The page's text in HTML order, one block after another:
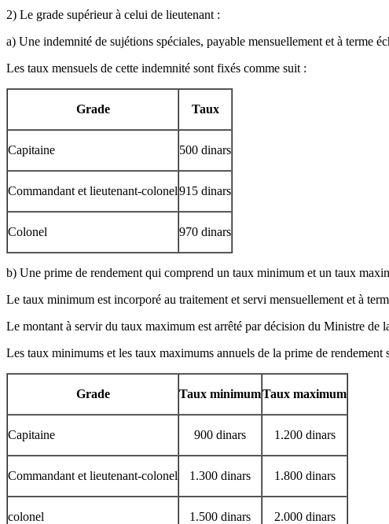
2) Le grade supérieur à celui de lieutenant :
a) Une indemnité de sujétions spéciales, payable mensuellement et à terme
Les taux mensuels de cette indemnité sont fixés comme suit :
Grade Taux
Capitaine 500 dinars
Commandant et lieutenant-colonel915 dinars
Colonel 970 dinars
b) Une prime de rendement qui comprend un taux minimum et un taux
Le taux minimum est incorporé au traitement et servi mensuellement et à
Le montant à servir du taux maximum est arrêté par décision du Ministre de
Les taux minimums et les taux maximums annuels de la prime de rendement
Grade Taux minimumTaux maximum
Capitaine 900 dinars 1.200 dinars
Commandant et lieutenant-colonel 1.300 dinars 1.800 dinars
colonel 1.500 dinars 2.000 dinars